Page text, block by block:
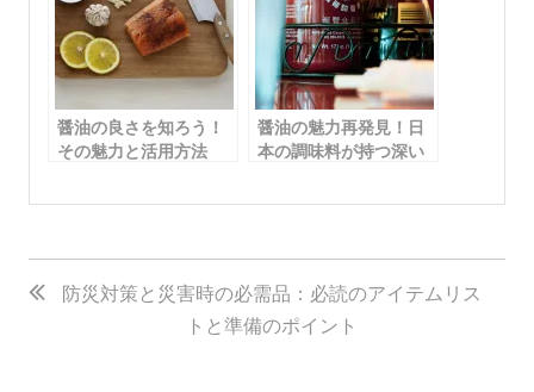
醤油の良さを知ろう！
その魅力と活用方法
醤油の魅力再発見！日
本の調味料が持つ深い
投
稿
防災対策と災害時の必需品：必読のアイテムリス
トと準備のポイント